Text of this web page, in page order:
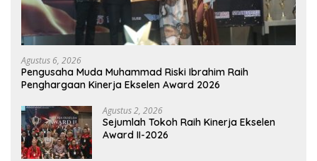
Agustus 6, 2026
Pengusaha Muda Muhammad Riski Ibrahim Raih
Penghargaan Kinerja Ekselen Award 2026
Agustus 2, 2026
Sejumlah Tokoh Raih Kinerja Ekselen
Award II-2026